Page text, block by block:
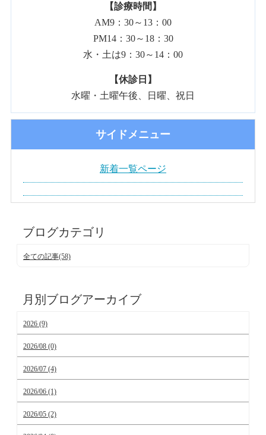
【診療時間】
AM9：30～13：00
PM14：30～18：30
水・土は9：30～14：00
【休診日】
水曜・土曜午後、日曜、祝日
サイドメニュー
新着一覧ページ
ブログカテゴリ
全ての記事(58)
月別ブログアーカイブ
2026 (9)
2026/08 (0)
2026/07 (4)
2026/06 (1)
2026/05 (2)